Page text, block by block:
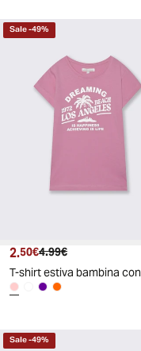
Sale-49%
Prezzo attuale
2.50€ Prezzo originale
4.99€
Sale-49%